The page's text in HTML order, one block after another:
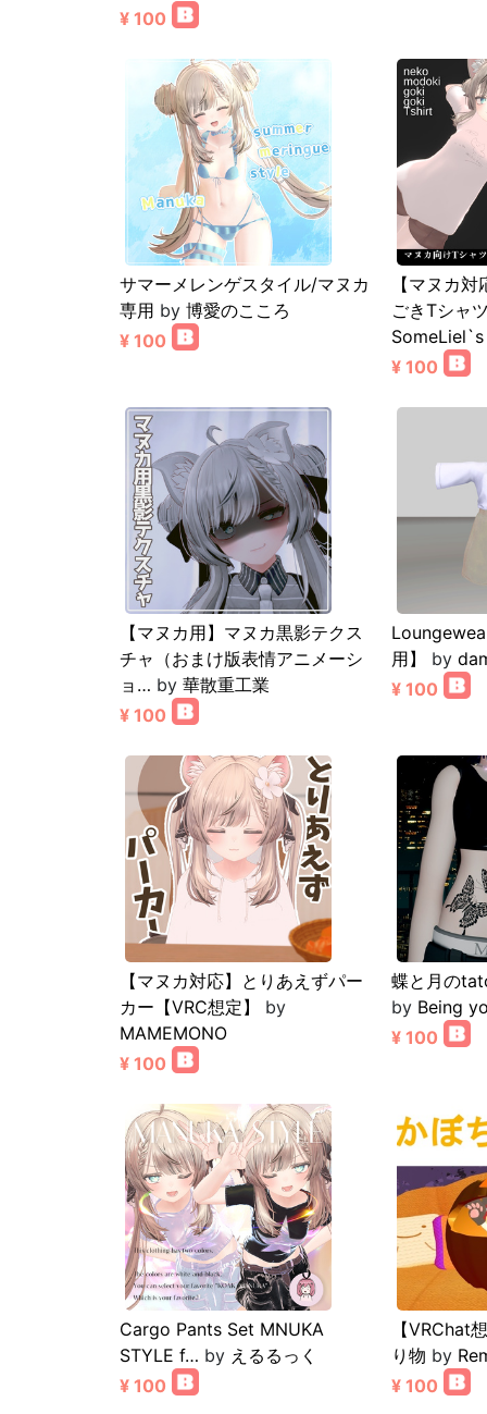
¥ 100
サマーメレンゲスタイル/マヌカ
専用 by 博愛のこころ
¥ 100
【マヌカ
ごきTシャ
SomeLiel`s
¥ 100
【マヌカ用】マヌカ黒影テクス
チャ（おまけ版表情アニメーシ
ョ… by 華散重工業
¥ 100
用】
by
¥ 100
【マヌカ対応】とりあえずパー
カー【VRC想定】
by
MAMEMONO
¥ 100
蝶と月の
by Being
¥ 100
Cargo Pants Set MNUKA
STYLE f… by えるるっく
¥ 100
【VRChat
り物 by
¥ 100